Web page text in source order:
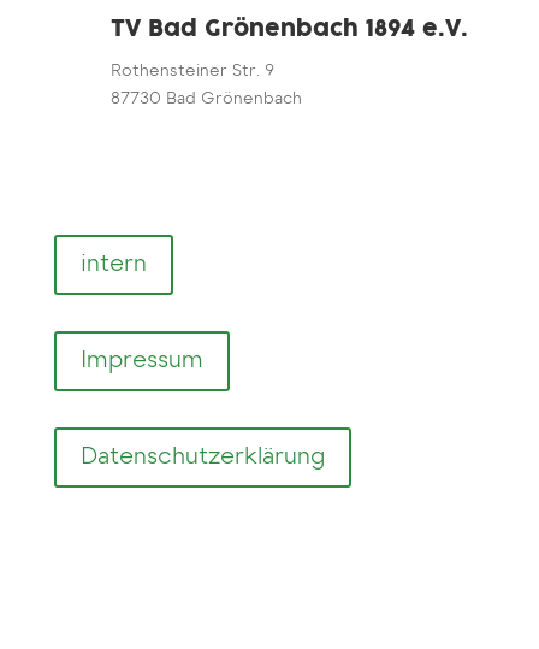
TV Bad Grönenbach 1894 e.V.
Rothensteiner Str. 9
87730 Bad Grönenbach
intern
Impressum
Datenschutzerklärung